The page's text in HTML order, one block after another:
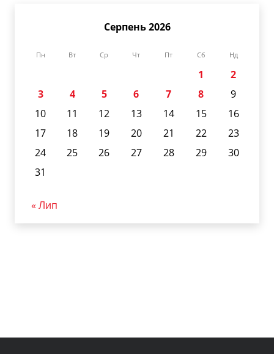
Серпень 2026
Пн Вт Ср Чт Пт Сб Нд
1
2
3
4 5 6 7 8
9
10
11 12 13 14 15
16
17
18 19 20 21 22
23
24
25 26 27 28 29
30
31
« Лип